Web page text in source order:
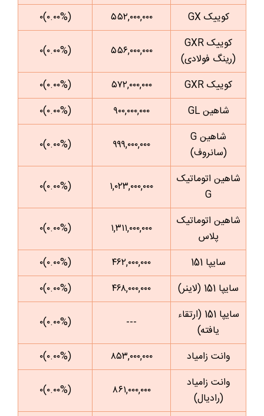
کوییک GX
۵۵۲,۰۰۰,۰۰۰
(۰.۰۰%)۰
کوییک GXR
(رینگ فولادی)
۵۵۶,۰۰۰,۰۰۰ (۰.۰۰%)۰
کوییک GXR ۵۷۲,۰۰۰,۰۰۰
(۰.۰۰%)۰
شاهین GL
۹۰۰,۰۰۰,۰۰۰
(۰.۰۰%)۰
شاهین G
(سانروف)
۹۹۹,۰۰۰,۰۰۰ (۰.۰۰%)۰
شاهین اتوماتیک
G
۱,۰۲۳,۰۰۰,۰۰۰ (۰.۰۰%)۰
شاهین اتوماتیک
پلاس
۱,۳۱۱,۰۰۰,۰۰۰ (۰.۰۰%)۰
سایپا 151 ۴۶۲,۰۰۰,۰۰۰
(۰.۰۰%)۰
سایپا 151 (لاینر)
۴۶۸,۰۰۰,۰۰۰
(۰.۰۰%)۰
سایپا 151 (ارتقاء
یافته)
--- (۰.۰۰%)۰
وانت زامیاد ۸۵۳,۰۰۰,۰۰۰
(۰.۰۰%)۰
وانت زامیاد
(رادیال)
۸۶۱,۰۰۰,۰۰۰ (۰.۰۰%)۰